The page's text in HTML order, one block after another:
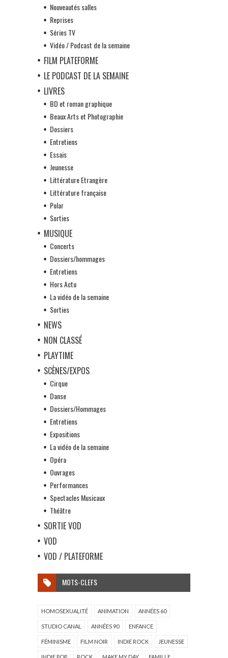
Nouveautés salles
Reprises
Séries TV
Vidéo / Podcast de la semaine
FILM PLATEFORME
LE PODCAST DE LA SEMAINE
LIVRES
BD et roman graphique
Beaux Arts et Photographie
Dossiers
Entretiens
Essais
Jeunesse
Littérature Etrangère
Littérature française
Polar
Sorties
MUSIQUE
Concerts
Dossiers/hommages
Entretiens
Hors Actu
La vidéo de la semaine
Sorties
NEWS
NON CLASSÉ
PLAYTIME
SCÈNES/EXPOS
Cirque
Danse
Dossiers/Hommages
Entretiens
Expositions
La vidéo de la semaine
Opéra
Ouvrages
Performances
Spectacles Musicaux
Théâtre
SORTIE VOD
VOD
VOD / PLATEFORME
MOTS-CLEFS
HOMOSEXUALITÉ ANIMATION ANNÉES 60
STUDIO CANAL ANNÉES 90 ENFANCE
FÉMINISME FILM NOIR INDIE ROCK JEUNESSE